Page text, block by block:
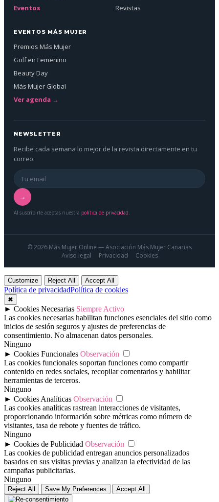
Eventos
Revistas
EVENTOS MÁS MUJER
Premios Más Mujer
Golf en Femenino
Beauty Day
Más Mujer Global
Ver agenda →
NEWSLETTER
Recibe cada semana lo mejor de la revista directamente en tu
correo.
→
Al suscribirte aceptas nuestra política de privacidad.
© 2026 Más Mujer Online — Asociación Más Mujer Canarias
Aviso legal
Privacidad Cookies
Customize Reject All Accept All
Política de privacidadPolítica de cookies
✖
► Cookies Necesarias Siempre Activo
Las cookies necesarias habilitan funciones esenciales del sitio como
inicios de sesión seguros y ajustes de preferencias de
consentimiento. No almacenan datos personales.
Ninguno
► Cookies Funcionales Observación
Las cookies funcionales soportan funciones como compartir
contenido en redes sociales, recopilar comentarios y habilitar
herramientas de terceros.
Ninguno
► Cookies Analíticas Observación
Las cookies analíticas rastrean interacciones de visitantes,
proporcionando información sobre métricas como número de
visitantes, tasa de rebote y fuentes de tráfico.
Ninguno
► Cookies de Publicidad Observación
Las cookies de publicidad entregan anuncios personalizados
basados en sus visitas previas y analizan la efectividad de las
campañas publicitarias.
Ninguno
Reject All Save My Preferences Accept All